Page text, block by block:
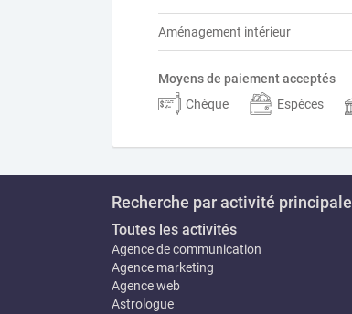
Aménagement intérieur
Moyens de paiement acceptés
Chèque
Espèces
Recherche par activité principale
Toutes les activités
Agence de communication
Agence marketing
Agence web
Astrologue